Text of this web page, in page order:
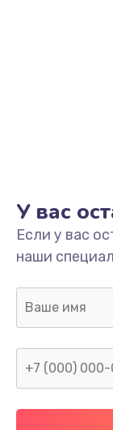
У вас
Если у вас
наши